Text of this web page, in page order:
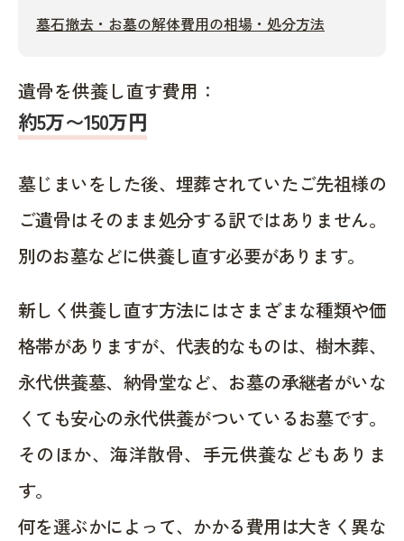
墓石撤去・お墓の解体費用の相場・処分方法
遺骨を供養し直す費用：
約5万〜150万円
墓じまいをした後、埋葬されていたご先祖様の
ご遺骨はそのまま処分する訳ではありません。
別のお墓などに供養し直す必要があります。
新しく供養し直す方法にはさまざまな種類や価
格帯がありますが、代表的なものは、樹木葬、
永代供養墓、納骨堂など、お墓の承継者がいな
くても安心の永代供養がついているお墓です。
そのほか、海洋散骨、手元供養などもありま
す。
何を選ぶかによって、かかる費用は大きく異な